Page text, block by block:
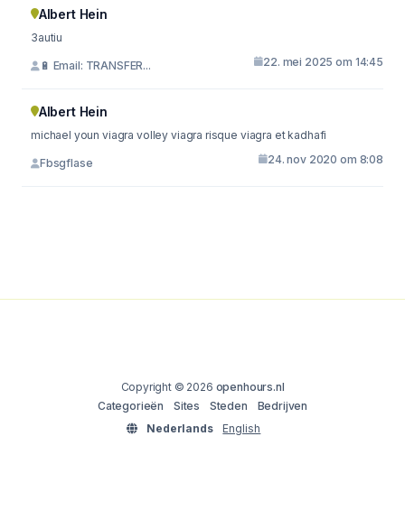
Albert Hein
3autiu
🔋 Email: TRANSFER... 22. mei 2025 om 14:45
Albert Hein
michael youn viagra volley viagra risque viagra et kadhafi
Fbsgflase 24. nov 2020 om 8:08
Copyright © 2026 openhours.nl
Categorieën
Sites Steden
Bedrijven
Nederlands
English